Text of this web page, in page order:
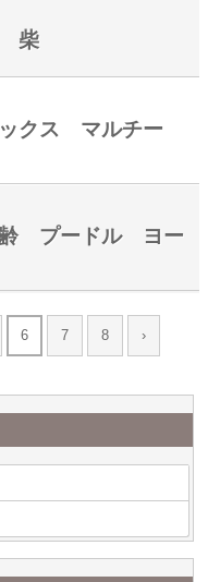
柴
クス マルチー
プードル ヨー
6 7 8 ›